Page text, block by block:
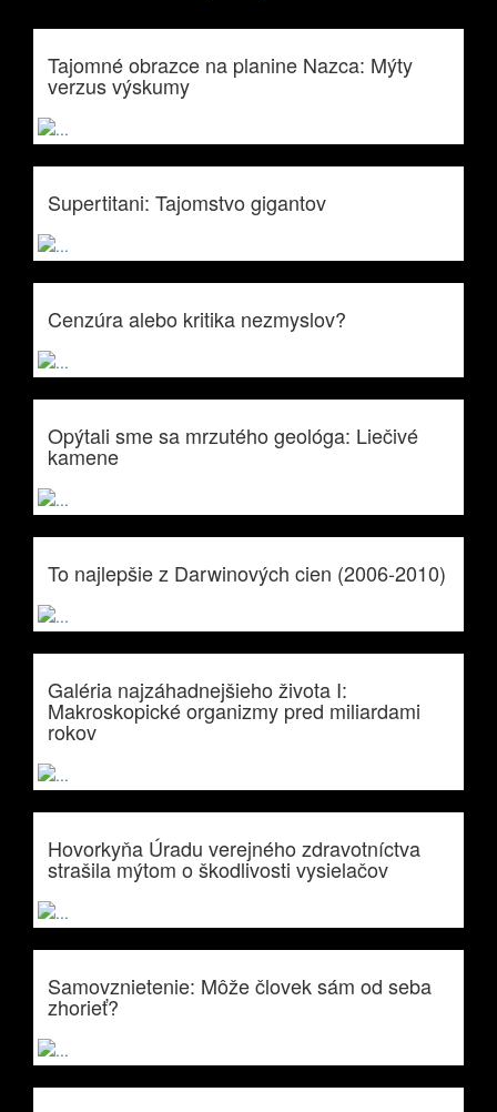
Tajomné obrazce na planine Nazca: Mýty
verzus výskumy
Supertitani: Tajomstvo gigantov
Cenzúra alebo kritika nezmyslov?
Opýtali sme sa mrzutého geológa: Liečivé
kamene
To najlepšie z Darwinových cien (2006-2010)
Galéria najzáhadnejšieho života I:
Makroskopické organizmy pred miliardami
rokov
Hovorkyňa Úradu verejného zdravotníctva
strašila mýtom o škodlivosti vysielačov
Samovznietenie: Môže človek sám od seba
zhorieť?